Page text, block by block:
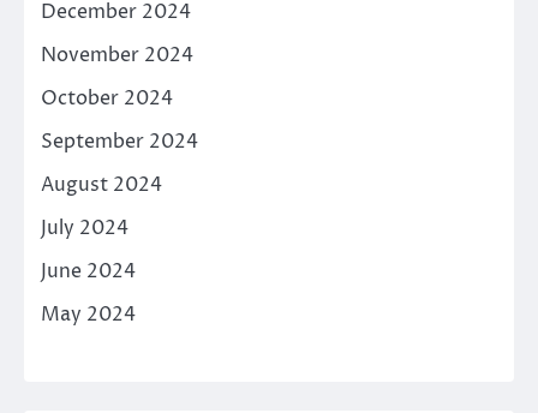
December 2024
November 2024
October 2024
September 2024
August 2024
July 2024
June 2024
May 2024